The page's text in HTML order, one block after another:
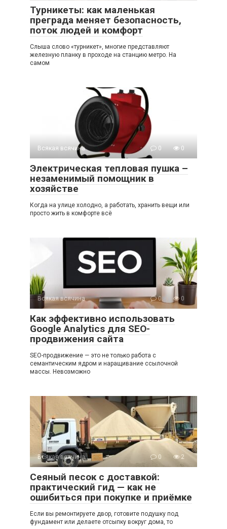
Турникеты: как маленькая
преграда меняет безопасность,
поток людей и комфорт
Слыша слово «турникет», многие представляют
железную планку в проходе на станцию метро. На
самом
Всякая всячина 0 0
Электрическая тепловая пушка –
незаменимый помощник в
хозяйстве
Когда на улице холодно, а работать, хранить вещи или
просто жить в комфорте всё
Всякая всячина 0 0
Как эффективно использовать
Google Analytics для SEO-
продвижения сайта
SEO-продвижение — это не только работа с
семантическим ядром и наращивание ссылочной
массы. Невозможно
Всякая всячина 0 2
Сеяный песок с доставкой:
практический гид — как не
ошибиться при покупке и приёмке
Если вы ремонтируете двор, готовите подушку под
фундамент или делаете отсыпку вокруг дома, то